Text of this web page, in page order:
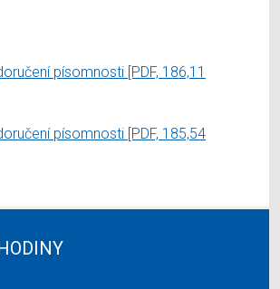
písomnosti [PDF, 186,11
písomnosti [PDF, 185,54